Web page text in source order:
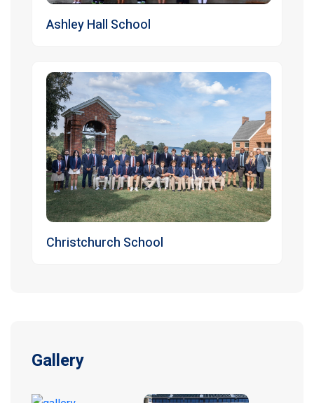
Ashley Hall School
Christchurch School
Gallery